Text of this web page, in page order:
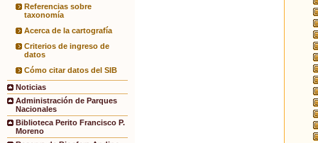
Referencias sobre
taxonomía
Acerca de la cartografía
Criterios de ingreso de
datos
Cómo citar datos del SIB
Noticias
Administración de Parques
Nacionales
Biblioteca Perito Francisco P.
Moreno